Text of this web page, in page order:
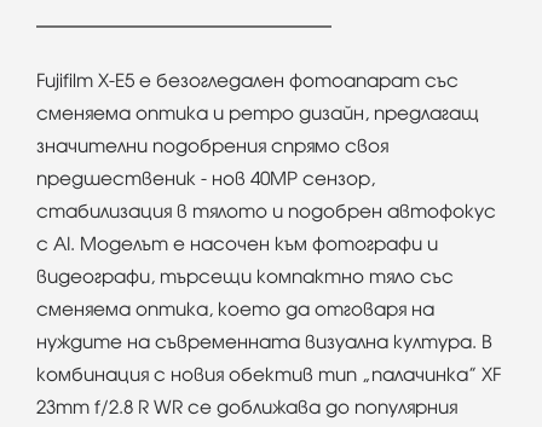
Fujifilm X-E5 е безогледален фотоапарат със
сменяема оптика и ретро дизайн, предлагащ
значителни подобрения спрямо своя
предшественик - нов 40MP сензор,
стабилизация в тялото и подобрен автофокус
с AI. Моделът е насочен към фотографи и
видеографи, търсещи компактно тяло със
сменяема оптика, което да отговаря на
нуждите на съвременната визуална култура. В
комбинация с новия обектив тип “палачинка” XF
23mm f/2.8 R WR се доближава до популярния